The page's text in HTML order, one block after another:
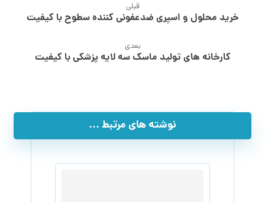
قبلی
خرید محلول و اسپری ضدعفونی کننده سطوح با کیفیت
بعدی
کارخانه های تولید ماسک سه لایه پزشکی با کیفیت
نوشته های مرتبط ...